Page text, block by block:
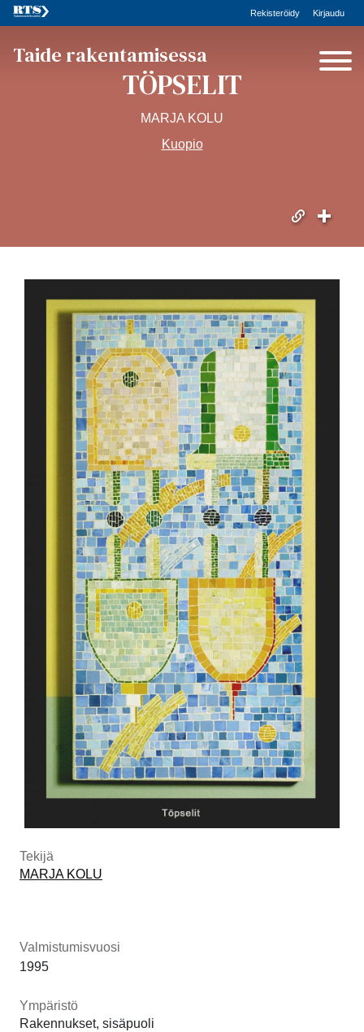
Rekisteröidy Kirjaudu
Taide rakentamisessa
TÖPSELIT
MARJA KOLU
Kuopio
Tekijä
MARJA KOLU
Valmistumisvuosi
1995
Ympäristö
Rakennukset, sisäpuoli